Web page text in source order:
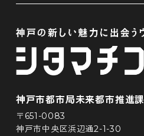
神戸市都市局未来都市推進課
〒651-0083
神戸市中央区浜辺通2-1-30